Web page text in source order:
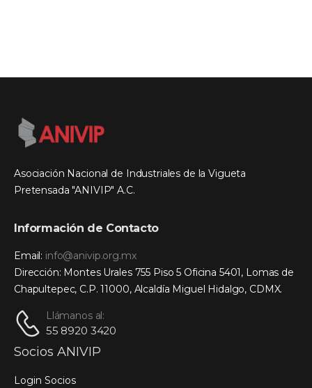
Asociación Nacional de Industriales de la Vigueta
Pretensada "ANIVIP" A.C.
Información de Contacto
Email: info@anivip.org.mx
Dirección: Montes Urales 755 Piso 5 Oficina 5401, Lomas de
Chapultepec, C.P. 11000, Alcaldía Miguel Hidalgo, CDMX.
Llámanos al:
55 8920 3420
Socios ANIVIP
Login Socios